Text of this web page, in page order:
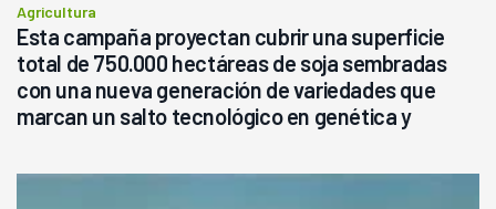
Agricultura
Esta campaña proyectan cubrir una superficie
total de 750.000 hectáreas de soja sembradas
con una nueva generación de variedades que
marcan un salto tecnológico en genética y